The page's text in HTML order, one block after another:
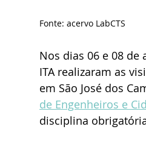
Fonte: acervo LabCTS
Nos dias 06 e 08 de
ITA realizaram as
em São José dos
de Engenheiros e
disciplina